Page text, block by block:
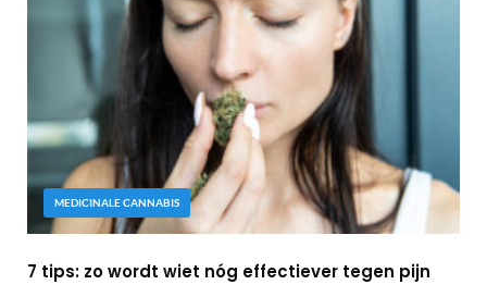
MEDICINALE CANNABIS
7 tips: zo wordt wiet nóg effectiever tegen pijn